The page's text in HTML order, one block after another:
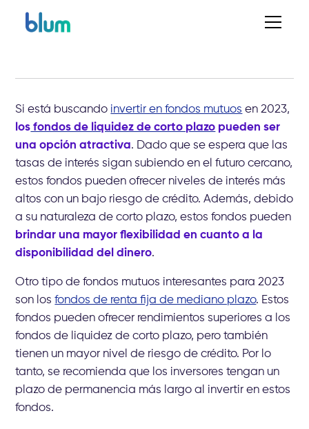
Si está buscando invertir en fondos mutuos en 2023,
los fondos de liquidez de corto plazo pueden ser
una opción atractiva. Dado que se espera que las
tasas de interés sigan subiendo en el futuro cercano,
estos fondos pueden ofrecer niveles de interés más
altos con un bajo riesgo de crédito. Además, debido
a su naturaleza de corto plazo, estos fondos pueden
brindar una mayor flexibilidad en cuanto a la
disponibilidad del dinero.
Otro tipo de fondos mutuos interesantes para 2023
son losfondos de renta fija de mediano plazo. Estos
fondos pueden ofrecer rendimientos superiores a los
fondos de liquidez de corto plazo, pero también
tienen un mayor nivel de riesgo de crédito. Por lo
tanto, se recomienda que los inversores tengan un
plazo de permanencia más largo al invertir en estos
fondos.